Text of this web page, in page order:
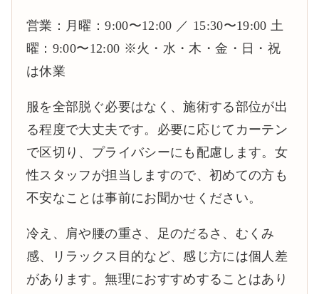
営業：月曜：9:00〜12:00 ／ 15:30〜19:00 土
曜：9:00〜12:00 ※火・水・木・金・日・祝
は休業
服を全部脱ぐ必要はなく、施術する部位が出
る程度で大丈夫です。必要に応じてカーテン
で区切り、プライバシーにも配慮します。女
性スタッフが担当しますので、初めての方も
不安なことは事前にお聞かせください。
冷え、肩や腰の重さ、足のだるさ、むくみ
感、リラックス目的など、感じ方には個人差
があります。無理におすすめすることはあり